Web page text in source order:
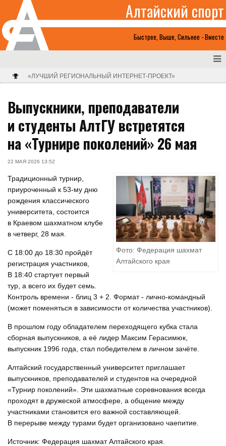
Быстрее, Выше, Сильнее - Вместе
Алтайский спорт
«ЛУЧШИЙ РЕГИОНАЛЬНЫЙ ИНТЕРНЕТ-ПРОЕКТ»
Выпускники, преподаватели
и студенты АлтГУ встретятся
на «Турнире поколений» 26 мая
22 МАЯ 2026 13:52
Фото: Федерация шахмат
Алтайского края
Традиционный турнир,
приуроченный к 53-му дню
рождения классического
университета, состоится
в Краевом шахматном клубе
в четверг, 28 мая.
С 18:00 до 18:30 пройдёт
регистрация участников,
В 18:40 стартует первый
тур, а всего их будет семь.
Контроль времени - блиц 3 + 2. Формат - лично-командный
(может поменяться в зависимости от количества участников).
В прошлом году обладателем переходящего кубка стала
сборная выпускников, а её лидер Максим Герасимюк,
выпускник 1996 года, стал победителем в личном зачёте.
Алтайский государственный университет приглашает
выпускников, преподавателей и студентов на очередной
«Турнир поколений». Эти шахматные соревнования всегда
проходят в дружеской атмосфере, а общение между
участниками становится его важной составляющей.
В перерыве между турами будет организовано чаепитие.
Источник: Федерация шахмат Алтайского края.